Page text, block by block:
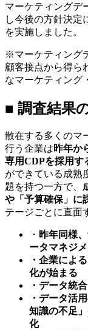
マーケティングデ
し今後の方針決定
を実施しました。
※マーケティング
顧客接点から得ら
なマーケティング
■ 調査結果
散在する多くのマ
行う企業は昨年か
専用CDPを採用す
ができている成熟
題を持つ一方で、
や「予算確保」に
テージごとに直面
・ 昨年同様
ータマネジ
・企業によ
化が始まる
・データ統
・データ活
知識の不足
化